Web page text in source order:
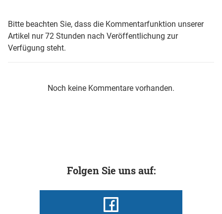
Bitte beachten Sie, dass die Kommentarfunktion unserer
Artikel nur 72 Stunden nach Veröffentlichung zur
Verfügung steht.
Noch keine Kommentare vorhanden.
Folgen Sie uns auf: